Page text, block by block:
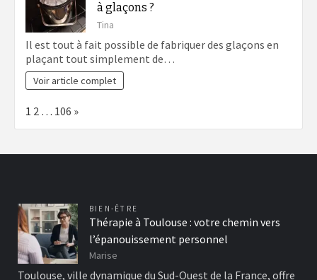
à glaçons ?
Tina
Il est tout à fait possible de fabriquer des glaçons en
plaçant tout simplement de…
Voir article complet
Page:
1 2 … 106 Next
»
BIEN-ÊTRE
Thérapie à Toulouse : votre chemin vers
l’épanouissement personnel
Marise
Toulouse, ville dynamique du Sud-Ouest de la France, offre